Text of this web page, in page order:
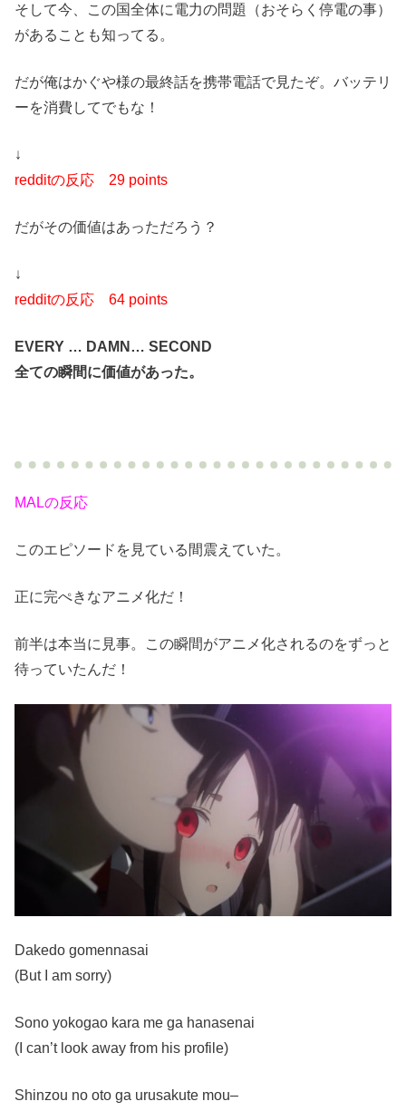
そして今、この国全体に電力の問題（おそらく停電の事）
があることも知ってる。
だが俺はかぐや様の最終話を携帯電話で見たぞ。バッテリ
ーを消費してでもな！
↓
redditの反応 29 points
だがその価値はあっただろう？
↓
redditの反応 64 points
EVERY … DAMN… SECOND
全ての瞬間に価値があった。
MALの反応
このエピソードを見ている間震えていた。
正に完ぺきなアニメ化だ！
前半は本当に見事。この瞬間がアニメ化されるのをずっと
待っていたんだ！
Dakedo gomennasai
(But I am sorry)
Sono yokogao kara me ga hanasenai
(I can’t look away from his profile)
Shinzou no oto ga urusakute mou–